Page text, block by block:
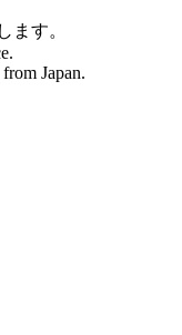
ます。
Japan.